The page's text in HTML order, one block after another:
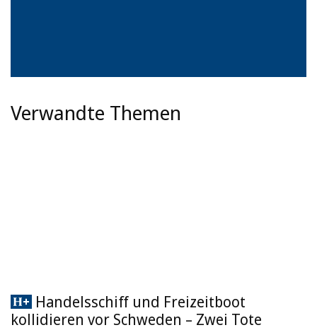
Verwandte Themen
Handelsschiff und Freizeitboot
kollidieren vor Schweden – Zwei Tote